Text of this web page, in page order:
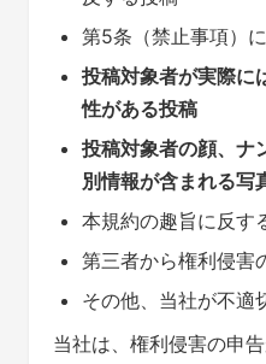
第5条（禁止事項）
投稿対象者が実際に
性がある投稿
投稿対象者の顔、ナ
別情報が含まれる写
本規約の趣旨に反す
第三者から権利侵害
その他、当社が不適
当社は、権利侵害の申